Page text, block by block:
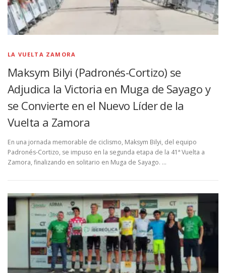
LA VUELTA ZAMORA
Maksym Bilyi (Padronés-Cortizo) se
Adjudica la Victoria en Muga de Sayago y
se Convierte en el Nuevo Líder de la
Vuelta a Zamora
En una jornada memorable de ciclismo, Maksym Bilyi, del equipo
Padronés-Cortizo, se impuso en la segunda etapa de la 41ª Vuelta a
Zamora, finalizando en solitario en Muga de Sayago. …